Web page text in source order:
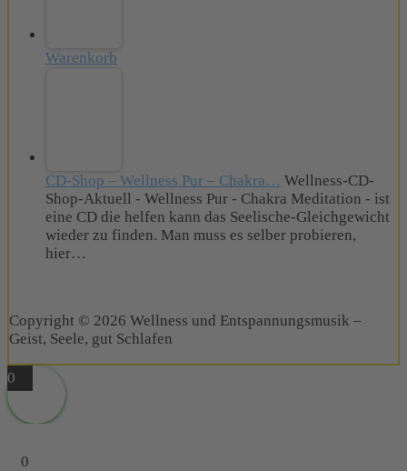
Warenkorb
CD-Shop – Wellness Pur – Chakra… Wellness-CD-
Shop-Aktuell - Wellness Pur - Chakra Meditation - ist
eine CD die helfen kann das Seelische-Gleichgewicht
wieder zu finden. Man muss es selber probieren,
hier…
Copyright © 2026 Wellness und Entspannungsmusik –
Geist, Seele, gut Schlafen
0
0